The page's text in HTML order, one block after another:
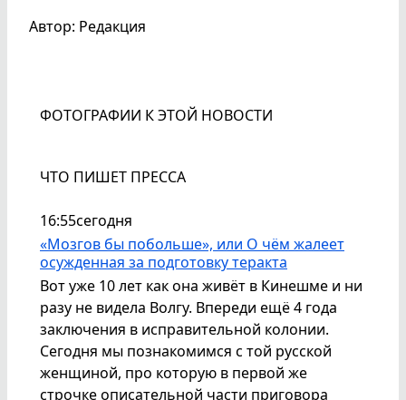
Автор: Редакция
ФОТОГРАФИИ К ЭТОЙ НОВОСТИ
ЧТО ПИШЕТ ПРЕССА
16:55сегодня
«Мозгов бы побольше», или О чём жалеет
осужденная за подготовку теракта
Вот уже 10 лет как она живёт в Кинешме и ни
разу не видела Волгу. Впереди ещё 4 года
заключения в исправительной колонии.
Сегодня мы познакомимся с той русской
женщиной, про которую в первой же
строчке описательной части приговора